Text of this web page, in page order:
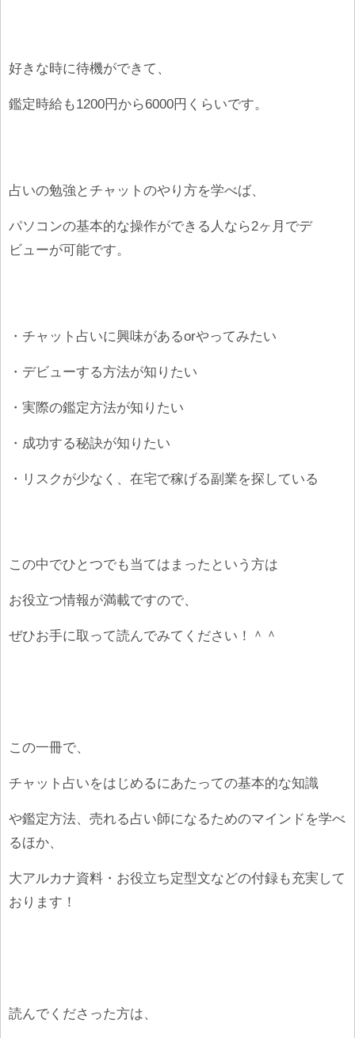
好きな時に待機ができて、
鑑定時給も1200円から6000円くらいです。
占いの勉強とチャットのやり方を学べば、
パソコンの基本的な操作ができる人なら2ヶ月でデ
ビューが可能です。
・チャット占いに興味があるorやってみたい
・デビューする方法が知りたい
・実際の鑑定方法が知りたい
・成功する秘訣が知りたい
・リスクが少なく、在宅で稼げる副業を探している
この中でひとつでも当てはまったという方は
お役立つ情報が満載ですので、
ぜひお手に取って読んでみてください！＾＾
この一冊で、
チャット占いをはじめるにあたっての基本的な知識
や鑑定方法、売れる占い師になるためのマインドを学べ
るほか、
大アルカナ資料・お役立ち定型文などの付録も充実して
おります！
読んでくださった方は、